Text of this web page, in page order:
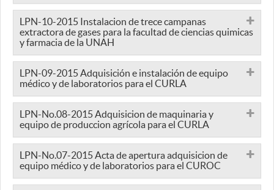
LPN-10-2015 Instalacion de trece campanas
extractora de gases para la facultad de ciencias quimicas
y farmacia de la UNAH
LPN-09-2015 Adquisición e instalación de equipo
médico y de laboratorios para el CURLA
LPN-No.08-2015 Adquisicion de maquinaria y
equipo de produccion agrícola para el CURLA
LPN-No.07-2015 Acta de apertura adquisicion de
equipo médico y de laboratorios para el CUROC